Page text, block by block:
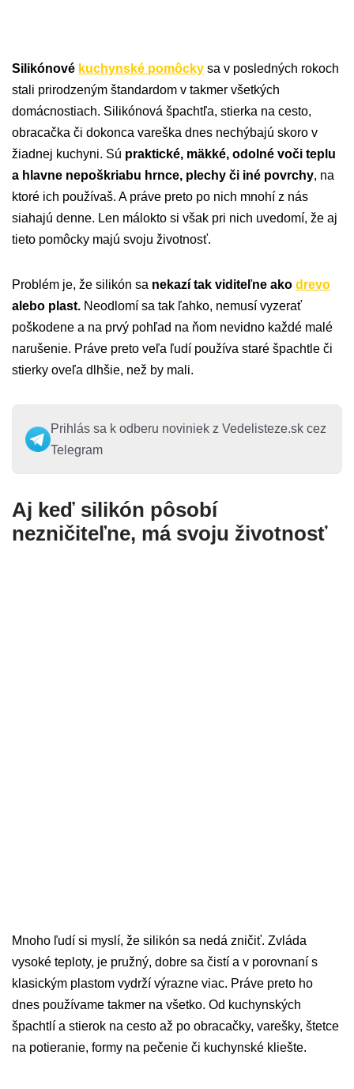
Silikónové kuchynské pomôcky sa v posledných rokoch
stali prirodzeným štandardom v takmer všetkých
domácnostiach. Silikónová špachtľa, stierka na cesto,
obracačka či dokonca vareška dnes nechýbajú skoro v
žiadnej kuchyni. Sú praktické, mäkké, odolné voči teplu
a hlavne nepoškriabu hrnce, plechy či iné povrchy, na
ktoré ich používaš. A práve preto po nich mnohí z nás
siahajú denne. Len málokto si však pri nich uvedomí, že aj
tieto pomôcky majú svoju životnosť.
Problém je, že silikón sa nekazí tak viditeľne ako drevo
alebo plast. Neodlomí sa tak ľahko, nemusí vyzerať
poškodene a na prvý pohľad na ňom nevidno každé malé
narušenie. Práve preto veľa ľudí používa staré špachtle či
stierky oveľa dlhšie, než by mali.
Prihlás sa k odberu noviniek z Vedelisteze.sk cez
Telegram
Aj keď silikón pôsobí
nezničiteľne, má svoju životnosť
Mnoho ľudí si myslí, že silikón sa nedá zničiť. Zvláda
vysoké teploty, je pružný, dobre sa čistí a v porovnaní s
klasickým plastom vydrží výrazne viac. Práve preto ho
dnes používame takmer na všetko. Od kuchynských
špachtlí a stierok na cesto až po obracačky, varešky, štetce
na potieranie, formy na pečenie či kuchynské kliešte.